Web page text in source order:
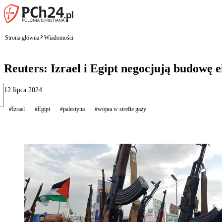
Strona główna Wiadomości
Reuters: Izrael i Egipt negocjują budowę
12 lipca 2024
#Izrael #Egipt #palestyna #wojna w strefie gazy